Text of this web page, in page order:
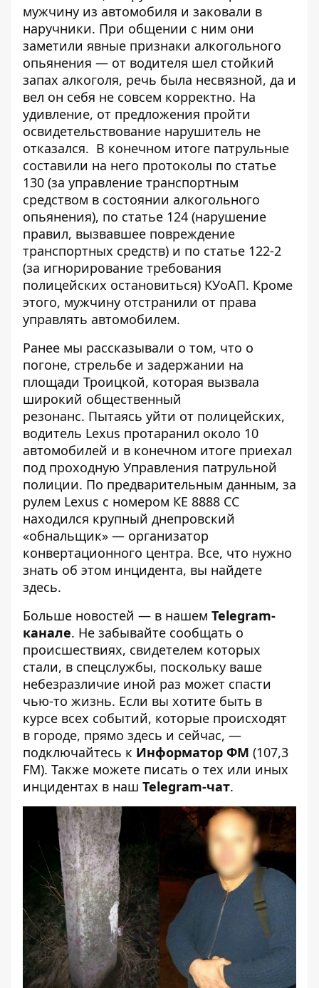
мужчину из автомобиля и заковали в
наручники. При общении с ним они
заметили явные признаки алкогольного
опьянения — от водителя шел стойкий
запах алкоголя, речь была несвязной, да и
вел он себя не совсем корректно. На
удивление, от предложения пройти
освидетельствование нарушитель не
отказался. В конечном итоге патрульные
составили на него протоколы по статье
130 (за управление транспортным
средством в состоянии алкогольного
опьянения), по статье 124 (нарушение
правил, вызвавшее повреждение
транспортных средств) и по статье 122-2
(за игнорирование требования
полицейских остановиться) КУоАП. Кроме
этого, мужчину отстранили от права
управлять автомобилем.
Ранее мы рассказывали о том, что о
погоне, стрельбе и задержании на
площади Троицкой, которая вызвала
широкий общественный
резонанс. Пытаясь уйти от полицейских,
водитель Lexus протаранил около 10
автомобилей и в конечном итоге приехал
под проходную Управления патрульной
полиции. По предварительным данным, за
рулем Lexus с номером КЕ 8888 СС
находился крупный днепровский
«обнальщик» — организатор
конвертационного центра. Все, что нужно
знать об этом инцидента, вы найдете
здесь.
Больше новостей — в нашем Telegram-
канале. Не забывайте сообщать о
происшествиях, свидетелем которых
стали, в спецслужбы, поскольку ваше
небезразличие иной раз может спасти
чью-то жизнь. Если вы хотите быть в
курсе всех событий, которые происходят
в городе, прямо здесь и сейчас, —
подключайтесь к Информатор ФМ (107,3
FM). Также можете писать о тех или иных
инцидентах в наш Telegram-чат.